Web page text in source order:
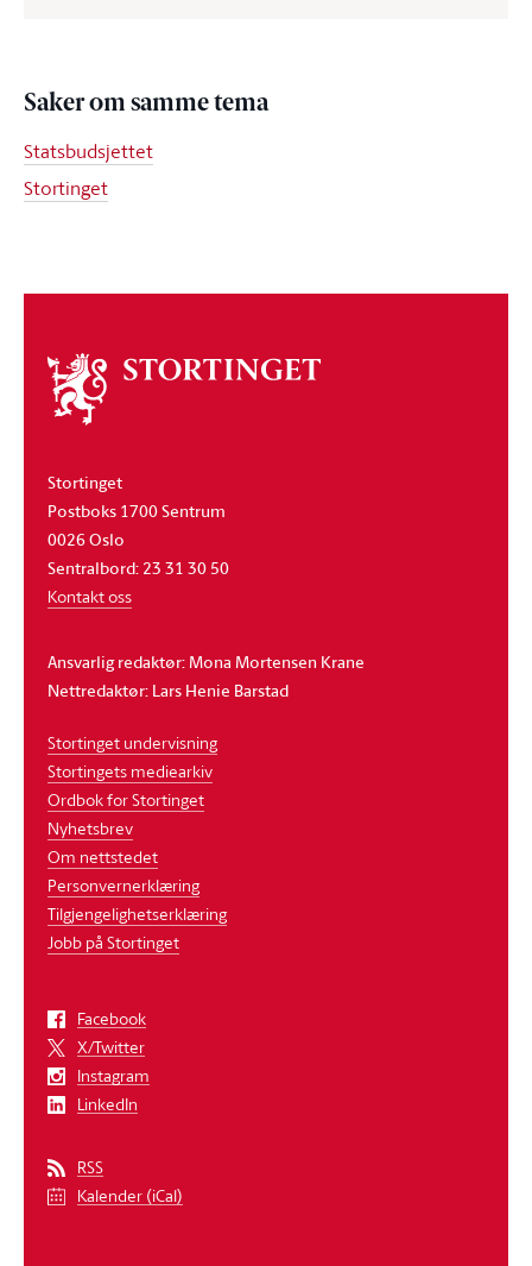
Saker om samme tema
Statsbudsjettet
Stortinget
Om
stortinget
Stortinget
Postboks 1700 Sentrum
0026 Oslo
Sentralbord: 23 31 30 50
Kontakt oss
Ansvarlig redaktør: Mona Mortensen Krane
Nettredaktør: Lars Henie Barstad
Stortinget undervisning
Stortingets mediearkiv
Ordbok for Stortinget
Nyhetsbrev
Om nettstedet
Personvernerklæring
Tilgjengelighetserklæring
Jobb på Stortinget
Facebook
X/Twitter
Instagram
LinkedIn
RSS
Kalender (iCal)